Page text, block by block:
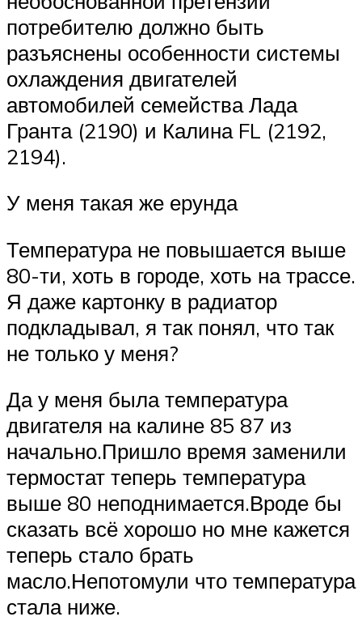
потребителю должно быть
разъяснены особенности системы
охлаждения двигателей
автомобилей семейства Лада
Гранта (2190) и Калина FL (2192,
2194).
У меня такая же ерунда
Температура не повышается выше
80-ти, хоть в городе, хоть на трассе.
Я даже картонку в радиатор
подкладывал, я так понял, что так
не только у меня?
Да у меня была температура
двигателя на калине 85 87 из
начально.Пришло время заменили
термостат теперь температура
выше 80 неподнимается.Вроде бы
сказать всё хорошо но мне кажется
теперь стало брать
масло.Непотомули что температура
стала ниже.